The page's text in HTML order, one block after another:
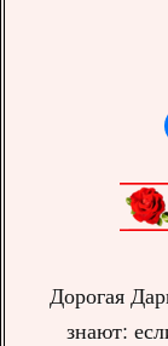
Дорогая
знают: